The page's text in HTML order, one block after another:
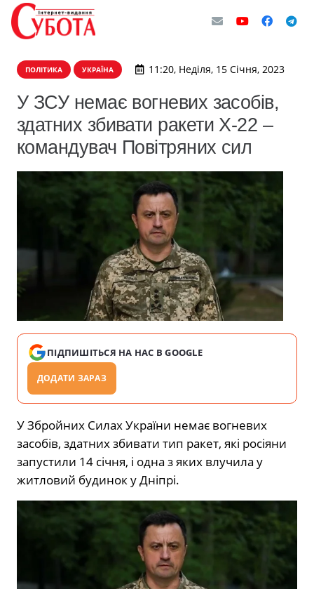
ПОЛІТИКА УКРАЇНА 11:20, Неділя, 15 Січня, 2023
У ЗСУ немає вогневих засобів,
здатних збивати ракети Х-22 –
командувач Повітряних сил
ПІДПИШІТЬСЯ НА НАС В GOOGLE
ДОДАТИ ЗАРАЗ
У Збройних Силах України немає вогневих
засобів, здатних збивати тип ракет, які росіяни
запустили 14 січня, і одна з яких влучила у
житловий будинок у Дніпрі.